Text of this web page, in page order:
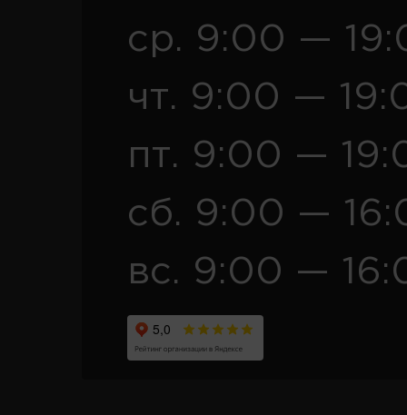
ср. 9:00 —
чт. 9:00 —
пт. 9:00 —
сб. 9:00 —
вс. 9:00 —